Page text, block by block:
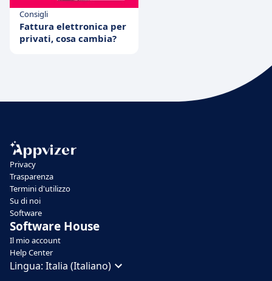
Consigli
Fattura elettronica per
privati, cosa cambia?
Privacy
Trasparenza
Termini d'utilizzo
Su di noi
Software
Software House
Il mio account
Help Center
Lingua: Italia (Italiano)